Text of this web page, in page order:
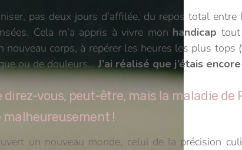
pas deux jours d’affilée, du repos total
Cela m’a appris à vivre mon handicap
nouveau corps, à repérer les heures les plus
ou de douleurs… J’ai réalisé que j’étais
vous, peut-être, mais la maladie
malheureusement !
un nouveau monde, celui de la précision